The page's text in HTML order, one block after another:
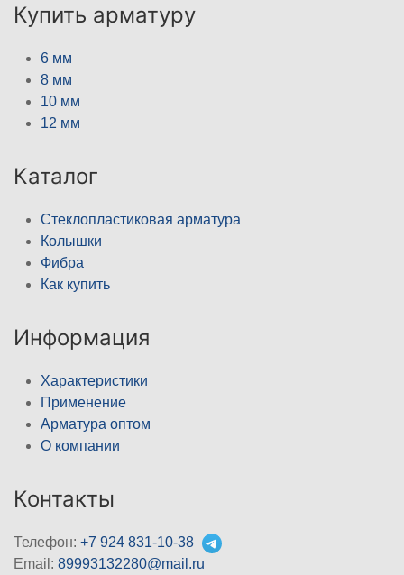
Купить арматуру
6 мм
8 мм
10 мм
12 мм
Каталог
Стеклопластиковая арматура
Колышки
Фибра
Как купить
Информация
Характеристики
Применение
Арматура оптом
О компании
Контакты
Телефон: +7 924 831-10-38
Email: 89993132280@mail.ru